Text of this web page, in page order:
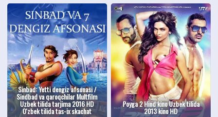
Sinbad: Yetti dengiz afsonasi /
Sindbad va qaroqchilar Multfilm
Uzbek tilida tarjima 2016 HD
O'zbek tilida tas-ix skachat
Poyga 2 Hind kino Uzbek tilida
2013 kino HD